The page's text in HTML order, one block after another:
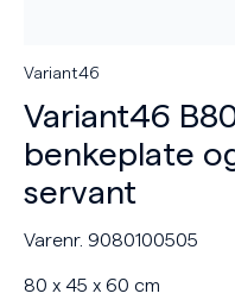
Variant46
Variant46
benkeplate
servant
Varenr. 9080100505
80 x 45 x 60 cm